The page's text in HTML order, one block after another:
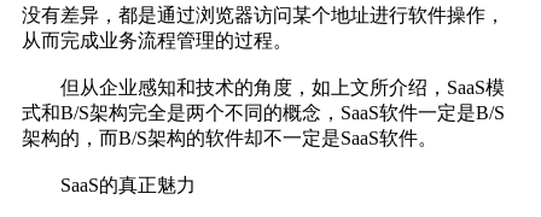
没有差异，都是通过浏览器访问某个地址进行软件操作，
从而完成业务流程管理的过程。
但从企业感知和技术的角度，如上文所介绍，SaaS模
式和B/S架构完全是两个不同的概念，SaaS软件一定是B/S
架构的，而B/S架构的软件却不一定是SaaS软件。
SaaS的真正魅力